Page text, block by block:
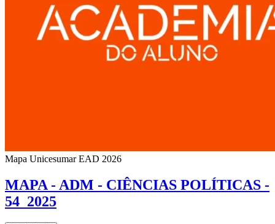
Mapa Unicesumar EAD 2026
MAPA - ADM - CIÊNCIAS POLÍTICAS -
54_2025